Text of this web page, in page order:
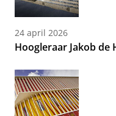
24 april 2026
Hoogleraar Jakob de